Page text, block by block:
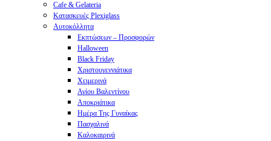
Cafe & Gelateria
Κατασκευές Plexiglass
Αυτοκόλλητα
Εκπτώσεων – Προσφορών
Halloween
Black Friday
Χριστουγεννιάτικα
Χειμερινά
Αγίου Βαλεντίνου
Αποκριάτικα
Ημέρα Της Γυναίκας
Πασχαλινά
Καλοκαιρινά